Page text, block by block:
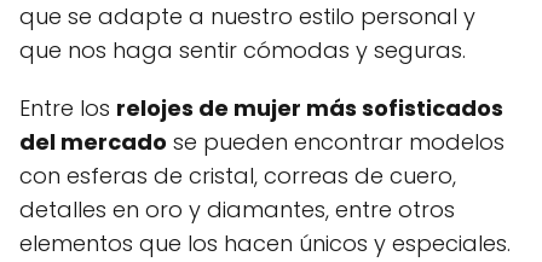
que se adapte a nuestro estilo personal y
que nos haga sentir cómodas y seguras.
Entre los relojes de mujer más sofisticados
del mercado se pueden encontrar modelos
con esferas de cristal, correas de cuero,
detalles en oro y diamantes, entre otros
elementos que los hacen únicos y especiales.